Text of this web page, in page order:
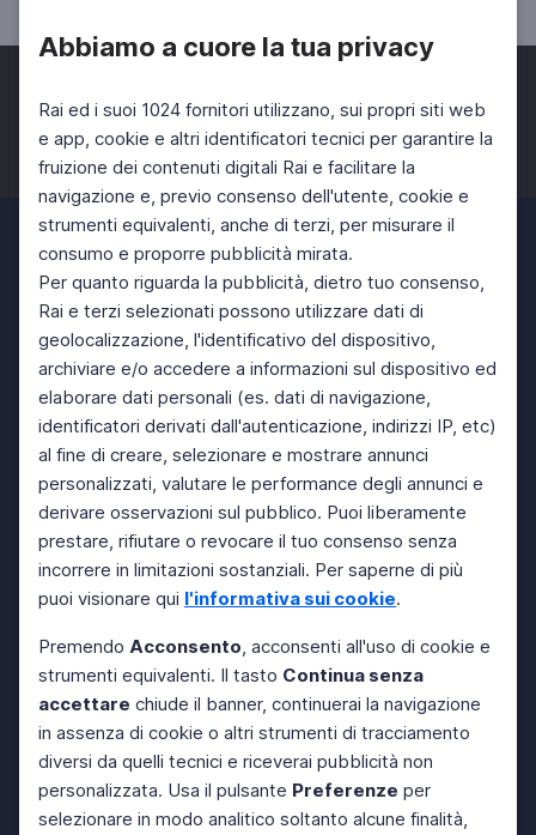
Abbiamo a cuore la tua privacy
Rai ed i suoi 1024 fornitori utilizzano, sui propri siti web
e app, cookie e altri identificatori tecnici per garantire la
fruizione dei contenuti digitali Rai e facilitare la
navigazione e, previo consenso dell'utente, cookie e
strumenti equivalenti, anche di terzi, per misurare il
consumo e proporre pubblicità mirata.
Per quanto riguarda la pubblicità, dietro tuo consenso,
Rai e terzi selezionati possono utilizzare dati di
geolocalizzazione, l'identificativo del dispositivo,
archiviare e/o accedere a informazioni sul dispositivo ed
elaborare dati personali (es. dati di navigazione,
identificatori derivati dall'autenticazione, indirizzi IP, etc)
al fine di creare, selezionare e mostrare annunci
personalizzati, valutare le performance degli annunci e
derivare osservazioni sul pubblico. Puoi liberamente
prestare, rifiutare o revocare il tuo consenso senza
incorrere in limitazioni sostanziali. Per saperne di più
puoi visionare qui l'informativa sui cookie.
Premendo Acconsento, acconsenti all'uso di cookie e
strumenti equivalenti. Il tasto Continua senza
accettare chiude il banner, continuerai la navigazione
in assenza di cookie o altri strumenti di tracciamento
diversi da quelli tecnici e riceverai pubblicità non
personalizzata. Usa il pulsante Preferenze per
selezionare in modo analitico soltanto alcune finalità,
Facebook Twitter Instagram